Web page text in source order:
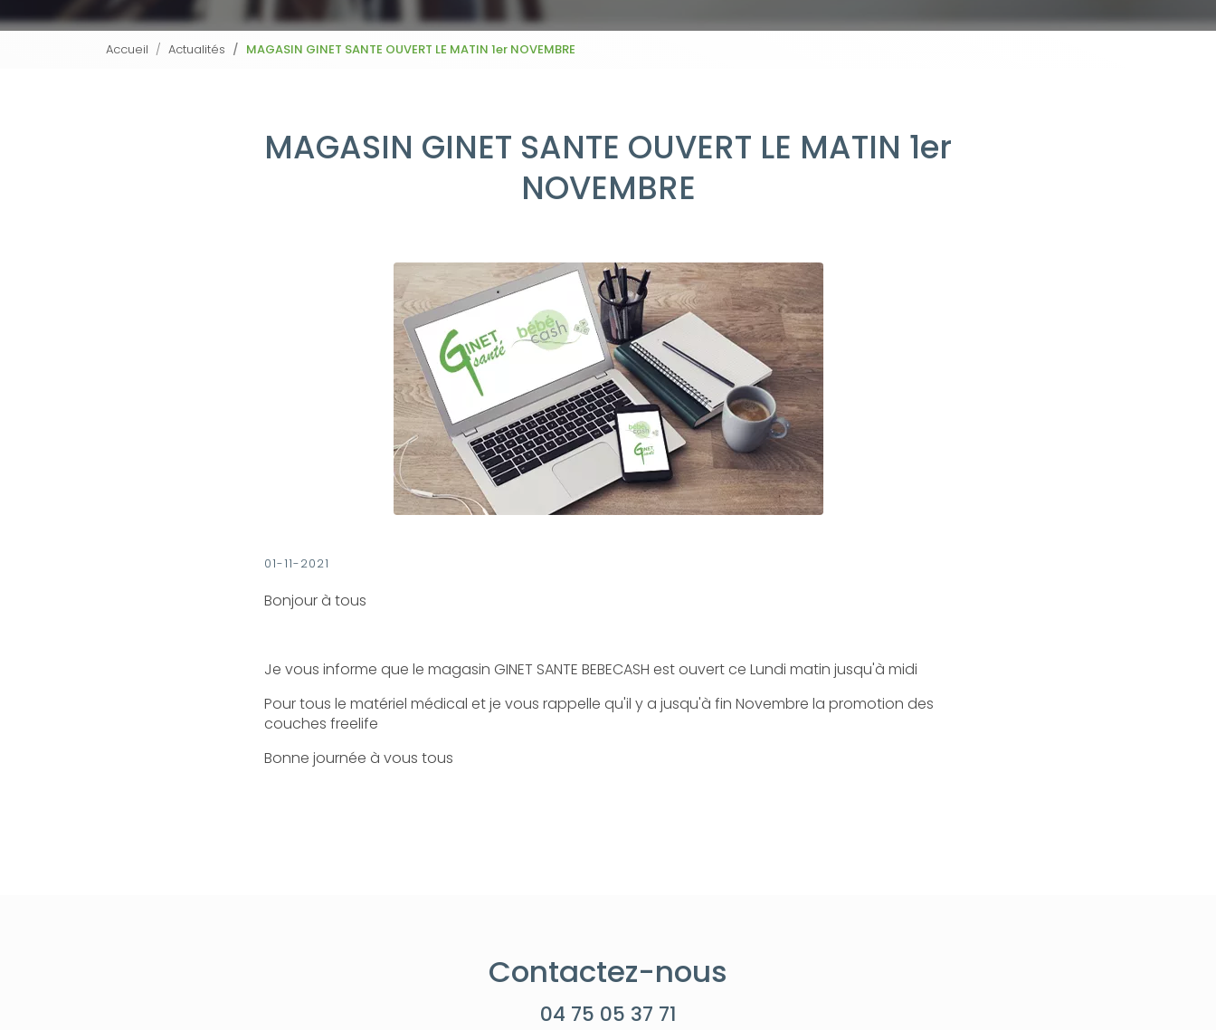
Accueil Actualités MAGASIN GINET SANTE OUVERT LE MATIN 1er NOVEMBRE
MAGASIN GINET SANTE OUVERT LE MATIN 1er
NOVEMBRE
01-11-2021
Bonjour à tous
Je vous informe que le magasin GINET SANTE BEBECASH est ouvert ce Lundi matin jusqu'à midi
Pour tous le matériel médical et je vous rappelle qu'il y a jusqu'à fin Novembre la promotion des
couches freelife
Bonne journée à vous tous
Contactez-nous
04 75 05 37 71